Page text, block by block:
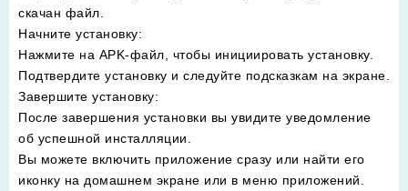
скачан файл.
Начните установку:
Нажмите на APK-файл, чтобы инициировать установку.
Подтвердите установку и следуйте подсказкам на экране.
Завершите установку:
После завершения установки вы увидите уведомление
об успешной инсталляции.
Вы можете включить приложение сразу или найти его
иконку на домашнем экране или в меню приложений.